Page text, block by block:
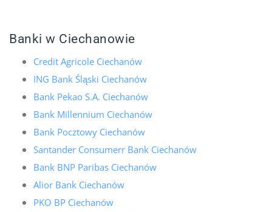
Banki w Ciechanowie
Credit Agricole Ciechanów
ING Bank Śląski Ciechanów
Bank Pekao S.A. Ciechanów
Bank Millennium Ciechanów
Bank Pocztowy Ciechanów
Santander Consumerr Bank Ciechanów
Bank BNP Paribas Ciechanów
Alior Bank Ciechanów
PKO BP Ciechanów